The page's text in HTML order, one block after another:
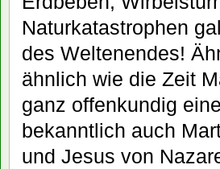
Naturkatastrophen
des Weltenendes!
ähnlich wie die Zeit
ganz offenkundig
bekanntlich auch
und Jesus von